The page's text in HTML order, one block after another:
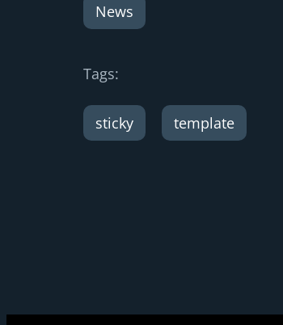
News
Tags:
sticky template